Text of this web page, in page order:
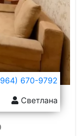
670-9792
Светлана